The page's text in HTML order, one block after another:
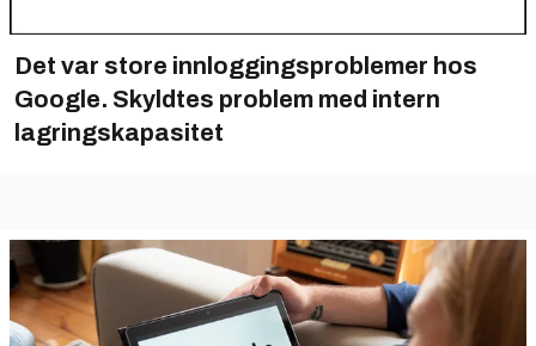
Det var store innloggingsproblemer hos
Google. Skyldtes problem med intern
lagringskapasitet